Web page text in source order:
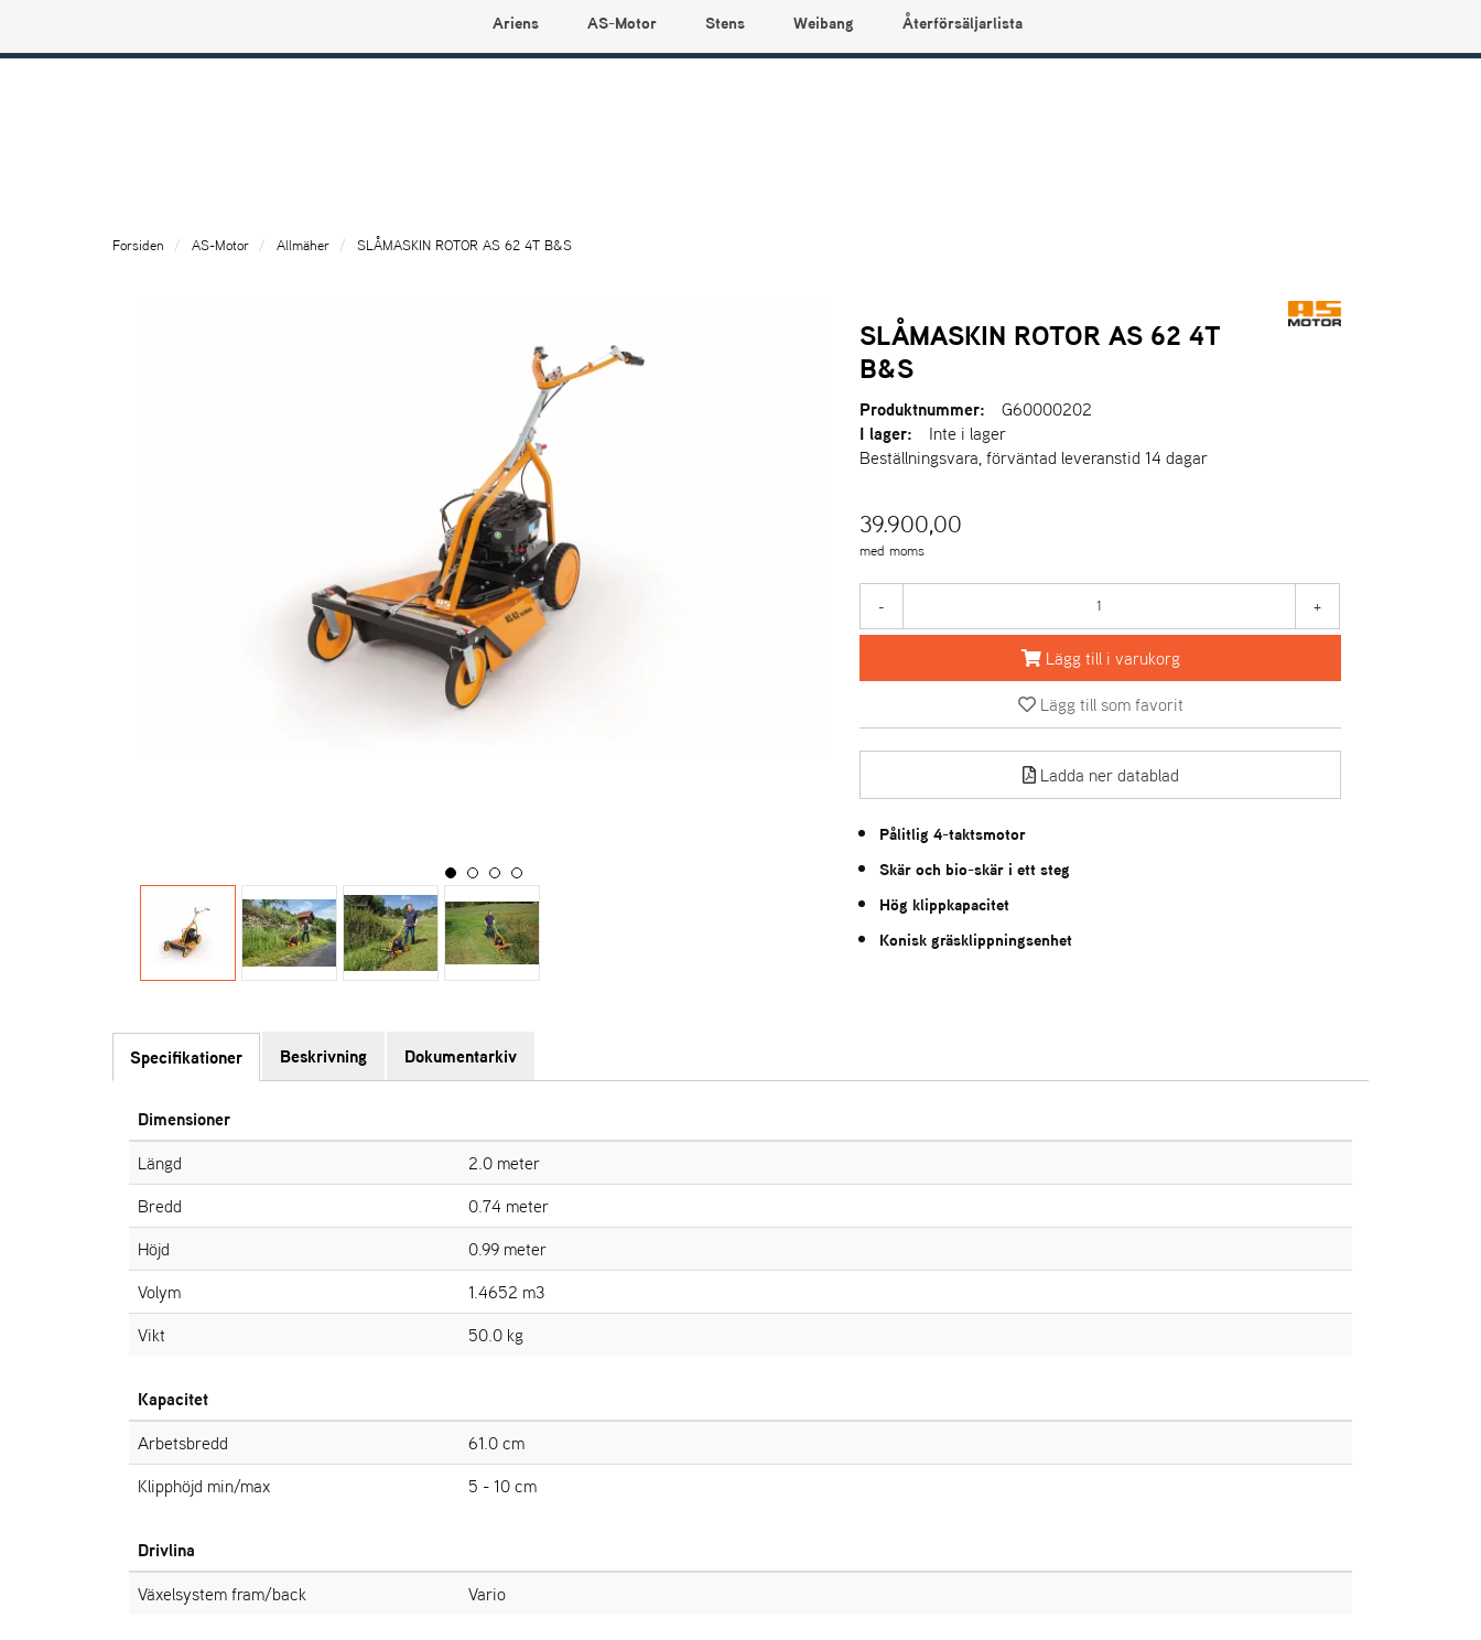
Ariens AS-Motor Stens Weibang Återförsäljarlista
Forsiden AS-Motor Allmäher SLÅMASKIN ROTOR AS 62 4T B&S
SLÅMASKIN ROTOR AS 62 4T
B&S
Produktnummer:
G60000202
I lager:
Inte i lager
Beställningsvara, förväntad leveranstid 14 dagar
39.900,00
med moms
- +
Lägg till i varukorg
Lägg till som favorit
Ladda ner datablad
Pålitlig 4-taktsmotor
Skär och bio-skär i ett steg
Hög klippkapacitet
Konisk gräsklippningsenhet
Specifikationer Beskrivning Dokumentarkiv
Dimensioner
Längd
2.0 meter
Bredd
0.74 meter
Höjd
0.99 meter
Volym
1.4652 m3
Vikt
50.0 kg
Kapacitet
Arbetsbredd
61.0 cm
Klipphöjd min/max
5 - 10 cm
Drivlina
Växelsystem fram/back
Vario